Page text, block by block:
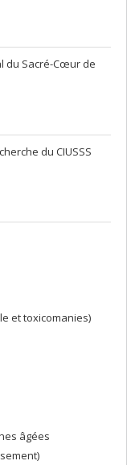
du Sacré-Cœur de
du CIUSSS
et toxicomanies)
âgées